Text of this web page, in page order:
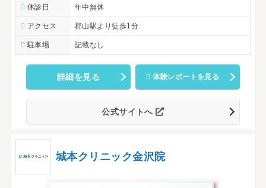
休診日 年中無休
アクセス 郡山駅より徒歩1分
駐車場 記載なし
詳細を見る 体験レポートを見る
公式サイトへ
城本クリニック金沢院